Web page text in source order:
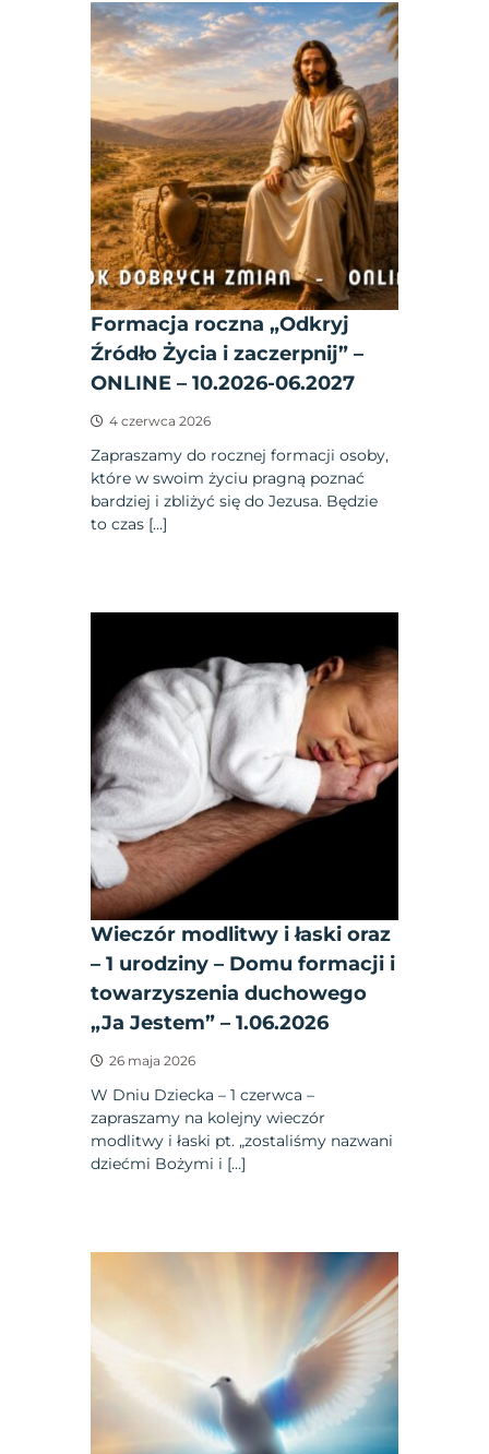
Formacja roczna „Odkryj
Źródło Życia i zaczerpnij” –
ONLINE – 10.2026-06.2027
4 czerwca 2026
Zapraszamy do rocznej formacji osoby,
które w swoim życiu pragną poznać
bardziej i zbliżyć się do Jezusa. Będzie
to czas […]
Wieczór modlitwy i łaski oraz
– 1 urodziny – Domu formacji i
towarzyszenia duchowego
„Ja Jestem” – 1.06.2026
26 maja 2026
W Dniu Dziecka – 1 czerwca –
zapraszamy na kolejny wieczór
modlitwy i łaski pt. „zostaliśmy nazwani
dziećmi Bożymi i […]